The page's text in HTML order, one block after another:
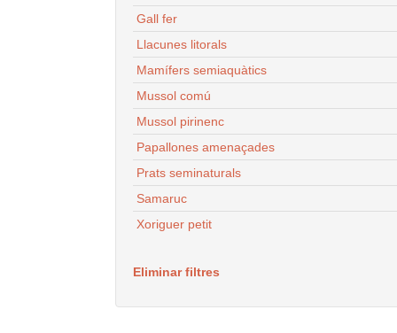
Gall fer
Llacunes litorals
Mamífers semiaquàtics
Mussol comú
Mussol pirinenc
Papallones amenaçades
Prats seminaturals
Samaruc
Xoriguer petit
Eliminar filtres